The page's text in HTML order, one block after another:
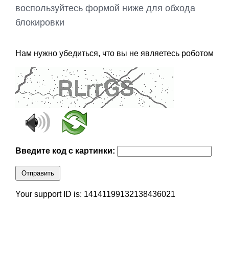
воспользуйтесь формой ниже для обхода
блокировки
Нам нужно убедиться, что вы не являетесь роботом
Введите код с картинки:
Отправить
Your support ID is: 14141199132138436021